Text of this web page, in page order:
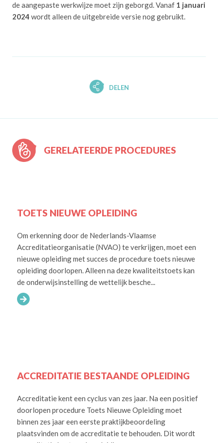
de aangepaste werkwijze moet zijn geborgd. Vanaf 1 januari
2024 wordt alleen de uitgebreide versie nog gebruikt.
DELEN
GERELATEERDE PROCEDURES
TOETS NIEUWE OPLEIDING
Om erkenning door de Nederlands-Vlaamse
Accreditatieorganisatie (NVAO) te verkrijgen, moet een
nieuwe opleiding met succes de procedure toets nieuwe
opleiding doorlopen. Alleen na deze kwaliteitstoets kan
de onderwijsinstelling de wettelijk besche...
ACCREDITATIE BESTAANDE OPLEIDING
Accreditatie kent een cyclus van zes jaar. Na een positief
doorlopen procedure Toets Nieuwe Opleiding moet
binnen zes jaar een eerste praktijkbeoordeling
plaatsvinden om de accreditatie te behouden. Dit wordt